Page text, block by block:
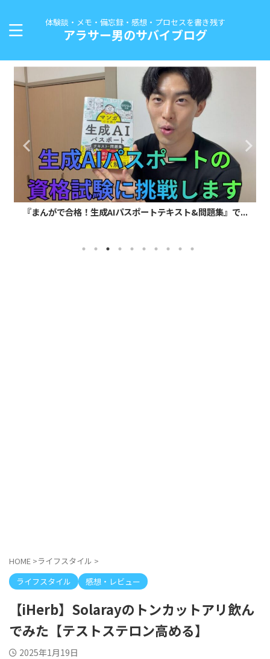
体験談・メモ・備忘録・感想・プロセスを書き残す
アラサー男のサバイブログ
『まんがで合格！生成AIパスポートテキスト&問題集』で...
HOME >ライフスタイル >
ライフスタイル
感想・レビュー
【iHerb】Solarayのトンカットアリ飲ん
でみた【テストステロン高める】
2025年1月19日